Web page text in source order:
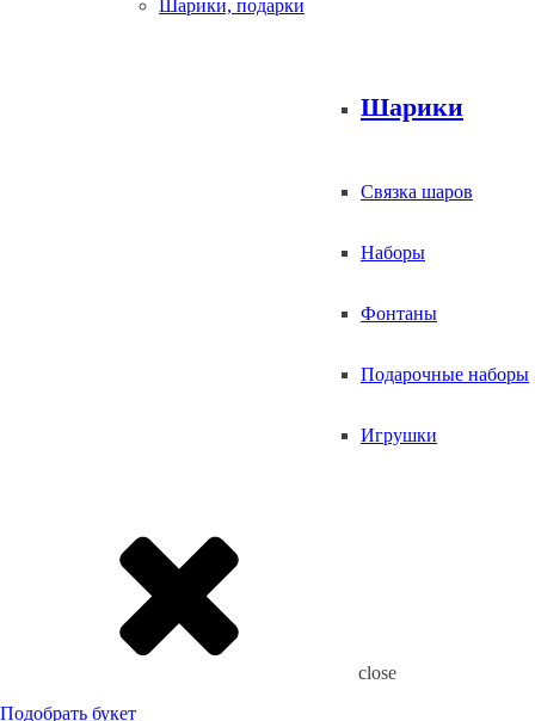
Шарики, подарки
Шарики
Связка шаров
Наборы
Фонтаны
Подарочные наборы
Игрушки
close
Подобрать букет